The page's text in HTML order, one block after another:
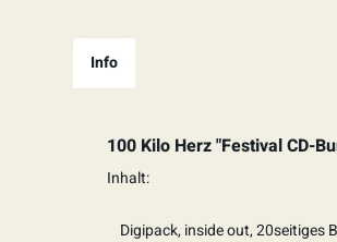
Info
100 Kilo Herz "Festival CD-
Inhalt:
Digipack, inside out, 20seitiges